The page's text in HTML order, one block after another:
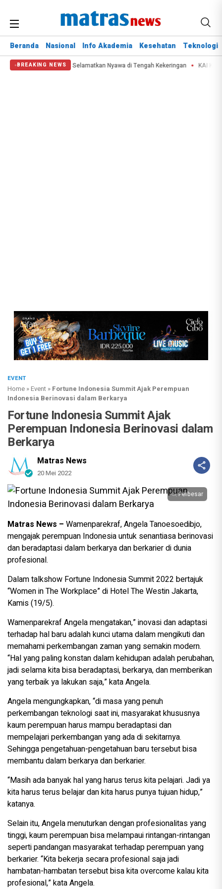
Beranda Nasional Info Akademia Kesehatan Teknologi
BREAKING NEWS
BNPB: Destana Selamatkan Nyawa di Tengah Kekeringan KAI Kelola
EVENT
Home »Event » Fortune Indonesia Summit Ajak Perempuan
Indonesia Berinovasi dalam Berkarya
Fortune Indonesia Summit Ajak
Perempuan Indonesia Berinovasi dalam
Berkarya
Matras News
20 Mei 2022
Perbesar
Matras News – Wamenparekraf, Angela Tanoesoedibjo,
mengajak perempuan Indonesia untuk senantiasa berinovasi
dan beradaptasi dalam berkarya dan berkarier di dunia
profesional.
Dalam talkshow Fortune Indonesia Summit 2022 bertajuk
“Women in The Workplace” di Hotel The Westin Jakarta,
Kamis (19/5).
Wamenparekraf Angela mengatakan,” inovasi dan adaptasi
terhadap hal baru adalah kunci utama dalam mengikuti dan
memahami perkembangan zaman yang semakin modern.
“Hal yang paling konstan dalam kehidupan adalah perubahan,
jadi selama kita bisa beradaptasi, berkarya, dan memberikan
yang terbaik ya lakukan saja,” kata Angela.
Angela mengungkapkan, “di masa yang penuh
perkembangan teknologi saat ini, masyarakat khususnya
kaum perempuan harus mampu beradaptasi dan
mempelajari perkembangan yang ada di sekitarnya.
Sehingga pengetahuan-pengetahuan baru tersebut bisa
membantu dalam berkarya dan berkarier.
“Masih ada banyak hal yang harus terus kita pelajari. Jadi ya
kita harus terus belajar dan kita harus punya tujuan hidup,”
katanya.
Selain itu, Angela menuturkan dengan profesionalitas yang
tinggi, kaum perempuan bisa melampaui rintangan-rintangan
seperti pandangan masyarakat terhadap perempuan yang
berkarier. “Kita bekerja secara profesional saja jadi
hambatan-hambatan tersebut bisa kita overcome kalau kita
profesional,” kata Angela.